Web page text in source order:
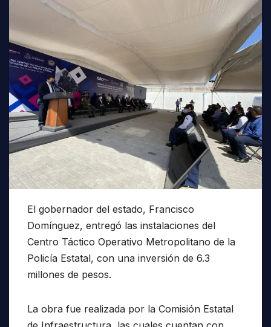
El gobernador del estado, Francisco
Domínguez, entregó las instalaciones del
Centro Táctico Operativo Metropolitano de la
Policía Estatal, con una inversión de 6.3
millones de pesos.
La obra fue realizada por la Comisión Estatal